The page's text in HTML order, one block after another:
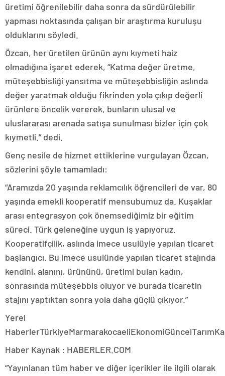
üretimi öğrenilebilir daha sonra da sürdürülebilir
yapması noktasında çalışan bir araştırma kuruluşu
olduklarını söyledi.
Özcan, her üretilen ürünün aynı kıymeti haiz
olmadığına işaret ederek, “Katma değer üretme,
müteşebbisliği yansıtma ve müteşebbisliğin aslında
değer yaratmak olduğu fikrinden yola çıkıp değerli
ürünlere öncelik vererek, bunların ulusal ve
uluslararası arenada satışa sunulması bizler için çok
kıymetli.” dedi.
Genç nesile de hizmet ettiklerine vurgulayan Özcan,
sözlerini şöyle tamamladı:
“Aramızda 20 yaşında reklamcılık öğrencileri de var, 80
yaşında emekli kooperatif mensubumuz da. Kuşaklar
arası entegrasyon çok önemsediğimiz bir eğitim
süreci. Türk geleneğine uygun iş yapıyoruz.
Kooperatifçilik, aslında imece usulüyle yapılan ticaret
başlangıcı. Bu imece usulünde yapılan ticaret stajında
kendini, alanını, ürününü, üretimi bulan kadın,
sonrasında müteşebbis oluyor ve burada ticaretin
stajını yaptıktan sonra yola daha güçlü çıkıyor.”
Yerel
Haber Kaynak : HABERLER.COM
“Yayınlanan tüm haber ve diğer içerikler ile ilgili olarak